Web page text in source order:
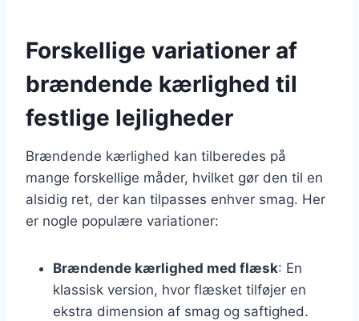
Forskellige variationer af
brændende kærlighed til
festlige lejligheder
Brændende kærlighed kan tilberedes på
mange forskellige måder, hvilket gør den til en
alsidig ret, der kan tilpasses enhver smag. Her
er nogle populære variationer:
Brændende kærlighed med flæsk: En
klassisk version, hvor flæsket tilføjer en
ekstra dimension af smag og saftighed.